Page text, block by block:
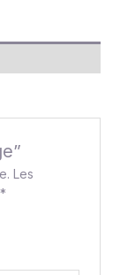
Les
*